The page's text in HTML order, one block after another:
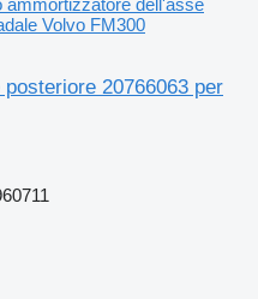
Volvo FM300
20766063 per